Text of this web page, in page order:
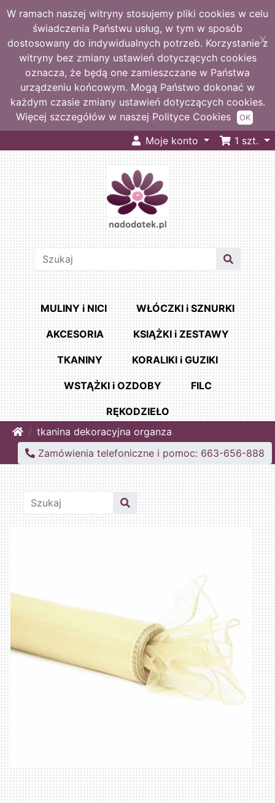
W ramach naszej witryny stosujemy pliki cookies w celu
świadczenia Państwu usług, w tym w sposób
dostosowany do indywidualnych potrzeb. Korzystanie z
witryny bez zmiany ustawień dotyczących cookies
oznacza, że będą one zamieszczane w Państwa
urządzeniu końcowym. Mogą Państwo dokonać w
każdym czasie zmiany ustawień dotyczących cookies.
Więcej szczegółów w naszej Polityce Cookies
X
OK
Moje konto 1 szt.
MULINY i NICI WŁÓCZKI i SZNURKI
AKCESORIA KSIĄŻKI i ZESTAWY
TKANINY KORALIKI i GUZIKI
WSTĄŻKI i OZDOBY FILC
RĘKODZIEŁO
Hometkanina dekoracyjna organza
Zamówienia telefoniczne i pomoc: 663-656-888